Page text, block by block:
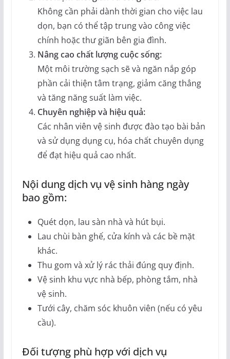
Không cần phải dành thời gian cho việc lau
dọn, bạn có thể tập trung vào công việc
chính hoặc thư giãn bên gia đình.
Nâng cao chất lượng cuộc sống:
Một môi trường sạch sẽ và ngăn nắp góp
phần cải thiện tâm trạng, giảm căng thẳng
và tăng năng suất làm việc.
Chuyên nghiệp và hiệu quả:
Các nhân viên vệ sinh được đào tạo bài bản
và sử dụng dụng cụ, hóa chất chuyên dụng
để đạt hiệu quả cao nhất.
Nội dung dịch vụ vệ sinh hàng ngày
bao gồm:
Quét dọn, lau sàn nhà và hút bụi.
Lau chùi bàn ghế, cửa kính và các bề mặt
khác.
Thu gom và xử lý rác thải đúng quy định.
Vệ sinh khu vực nhà bếp, phòng tắm, nhà
vệ sinh.
Tưới cây, chăm sóc khuôn viên (nếu có yêu
cầu).
Đối tượng phù hợp với dịch vụ